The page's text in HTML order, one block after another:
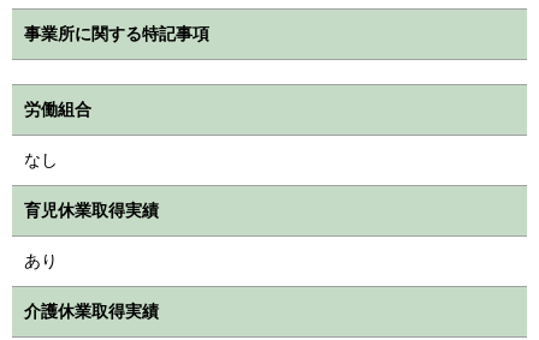
事業所に関する特記事項
労働組合
なし
育児休業取得実績
あり
介護休業取得実績